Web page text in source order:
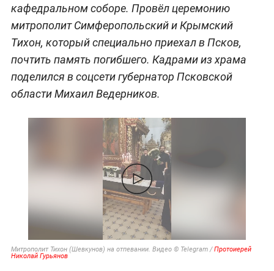
кафедральном соборе. Провёл церемонию
митрополит Симферопольский и Крымский
Тихон, который специально приехал в Псков,
почтить память погибшего. Кадрами из храма
поделился в соцсети губернатор Псковской
области Михаил Ведерников.
Митрополит Тихон (Шевкунов) на отпевании. Видео © Telegram /Протоиерей
Николай Гурьянов